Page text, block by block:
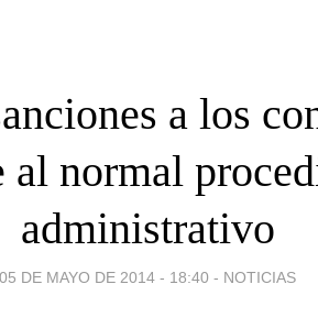
a los
al normal
administrativo
05 DE MAYO DE 2014 - 18:40 - NOTICIAS